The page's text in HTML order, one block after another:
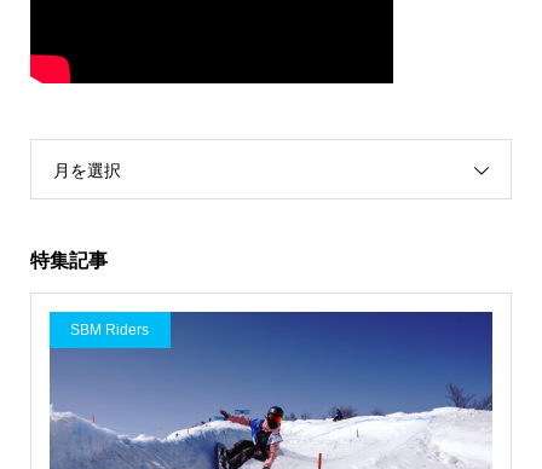
月を選択
特集記事
SBM Riders